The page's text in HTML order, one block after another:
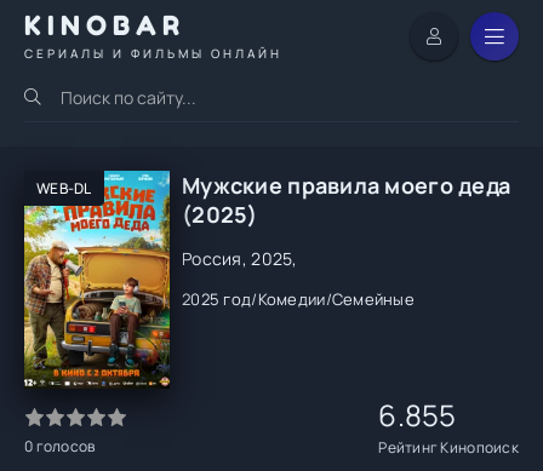
KINOBAR
СЕРИАЛЫ И ФИЛЬМЫ ОНЛАЙН
WEB-DL
Мужские правила моего деда
(2025)
Россия, 2025,
2025 год/Комедии/Семейные
0голосов
6.855
Рейтинг Кинопоиск